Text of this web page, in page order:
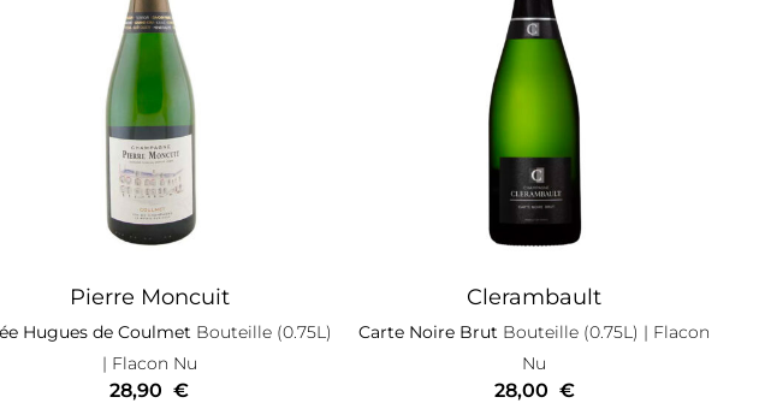
Pierre Moncuit
Hugues de Coulmet Bouteille (0.75L)
| Flacon Nu
28,90 €
Clerambault
Carte Noire Brut Bouteille (0.75L) | Flacon
Nu
28,00 €